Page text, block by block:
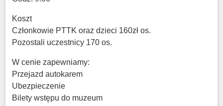
Koszt
Członkowie PTTK oraz dzieci 160zł os.
Pozostali uczestnicy 170 os.
W cenie zapewniamy:
Przejazd autokarem
Ubezpieczenie
Bilety wstępu do muzeum